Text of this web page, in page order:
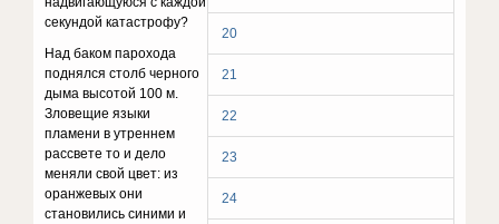
20
21
22
23
24
секундой катастрофу?
Над баком парохода
поднялся столб черного
дыма высотой 100 м.
Зловещие языки
пламени в утреннем
рассвете то и дело
меняли свой цвет: из
оранжевых они
становились синими и